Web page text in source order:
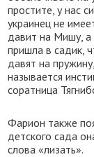
простите, у нас
украинец не
давит на Мишу,
пришла в садик,
давят на
называется
соратница
Фарион также
детского сада
слова «лизать».